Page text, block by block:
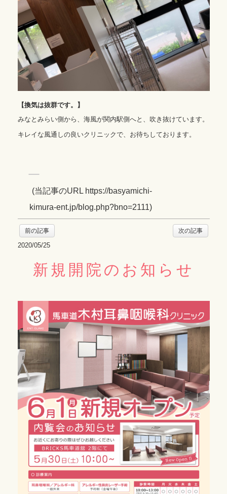
【換気は抜群です。】
みなとみらい側から、海風が関内駅側へと、吹き抜けています。
キレイな風通しの良いクリニックで、お待ちしております。
(当記事のURL https://basyamichi-
kimura-ent.jp/blog.php?bno=2111)
前の記事 次の記事
2020/05/25
新規開院のお知らせ